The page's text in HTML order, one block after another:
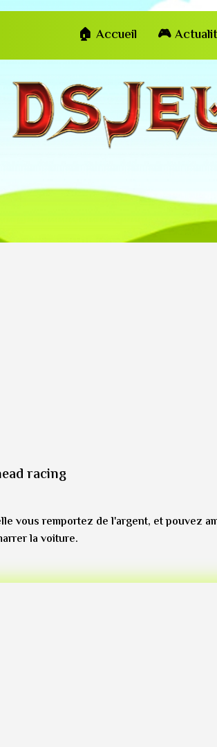
🏠 Accueil 🎮
racing
vous remportez de l'argent, et pouvez
la voiture.